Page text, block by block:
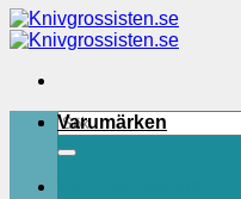
Sök
efter:
Varumärken